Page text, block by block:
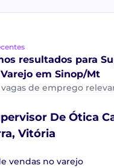
resultados para
em Sinop/Mt
vagas de emprego
De Ótica
Vitória
vendas no varejo